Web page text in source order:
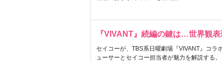
『VIVANT』続編の鍵は…世界観
セイコーが、TBS系日曜劇場『VIVANT』コラ
ューサーとセイコー担当者が魅力を解説する。